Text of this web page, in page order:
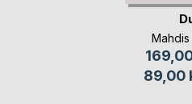
89,00